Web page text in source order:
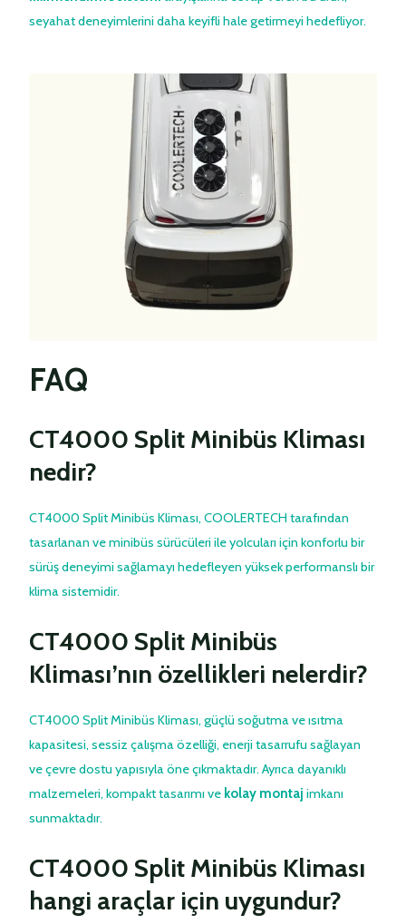
seyahat deneyimlerini daha keyifli hale getirmeyi hedefliyor.
FAQ
CT4000 Split Minibüs Kliması
nedir?
CT4000 Split Minibüs Kliması, COOLERTECH tarafından
tasarlanan ve minibüs sürücüleri ile yolcuları için konforlu bir
sürüş deneyimi sağlamayı hedefleyen yüksek performanslı bir
klima sistemidir.
CT4000 Split Minibüs
Kliması’nın özellikleri nelerdir?
CT4000 Split Minibüs Kliması, güçlü soğutma ve ısıtma
kapasitesi, sessiz çalışma özelliği, enerji tasarrufu sağlayan
ve çevre dostu yapısıyla öne çıkmaktadır. Ayrıca dayanıklı
malzemeleri, kompakt tasarımı ve kolay montaj imkanı
sunmaktadır.
CT4000 Split Minibüs Kliması
hangi araçlar için uygundur?